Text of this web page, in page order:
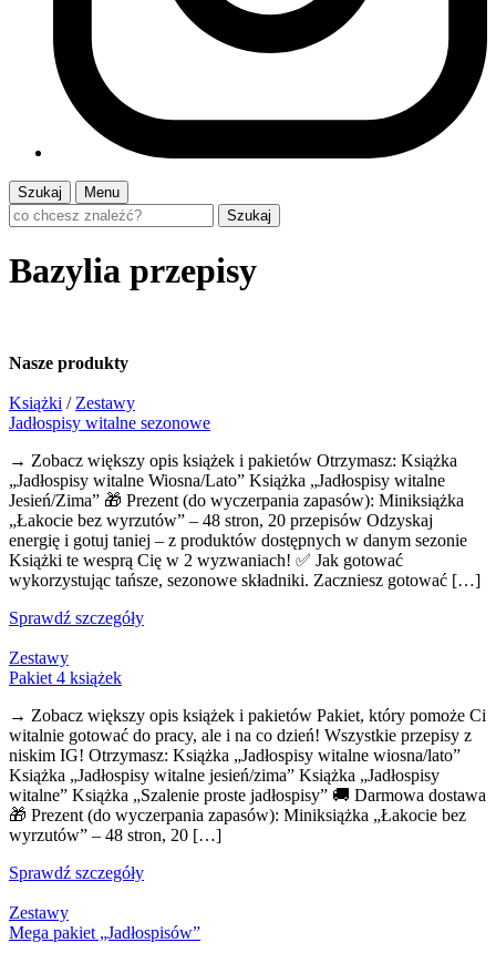
Szukaj
Menu
Szukaj
Bazylia przepisy
Nasze produkty
Książki / Zestawy
Jadłospisy witalne sezonowe
→ Zobacz większy opis książek i pakietów Otrzymasz: Książka
„Jadłospisy witalne Wiosna/Lato” Książka „Jadłospisy witalne
Jesień/Zima” 🎁 Prezent (do wyczerpania zapasów): Miniksiążka
„Łakocie bez wyrzutów” – 48 stron, 20 przepisów Odzyskaj
energię i gotuj taniej – z produktów dostępnych w danym sezonie
Książki te wesprą Cię w 2 wyzwaniach! ✅ Jak gotować
wykorzystując tańsze, sezonowe składniki. Zaczniesz gotować […]
Sprawdź szczegóły
Zestawy
Pakiet 4 książek
→ Zobacz większy opis książek i pakietów Pakiet, który pomoże Ci
witalnie gotować do pracy, ale i na co dzień! Wszystkie przepisy z
niskim IG! Otrzymasz: Książka „Jadłospisy witalne wiosna/lato”
Książka „Jadłospisy witalne jesień/zima” Książka „Jadłospisy
witalne” Książka „Szalenie proste jadłospisy” 🚚 Darmowa dostawa
🎁 Prezent (do wyczerpania zapasów): Miniksiążka „Łakocie bez
wyrzutów” – 48 stron, 20 […]
Sprawdź szczegóły
Zestawy
Mega pakiet „Jadłospisów”